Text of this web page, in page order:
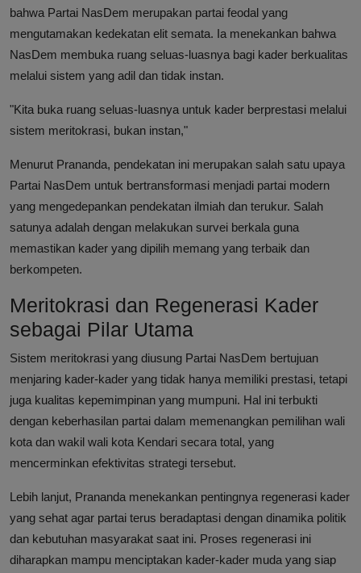
bahwa Partai NasDem merupakan partai feodal yang
mengutamakan kedekatan elit semata. Ia menekankan bahwa
NasDem membuka ruang seluas-luasnya bagi kader berkualitas
melalui sistem yang adil dan tidak instan.
"Kita buka ruang seluas-luasnya untuk kader berprestasi melalui
sistem meritokrasi, bukan instan,"
Menurut Prananda, pendekatan ini merupakan salah satu upaya
Partai NasDem untuk bertransformasi menjadi partai modern
yang mengedepankan pendekatan ilmiah dan terukur. Salah
satunya adalah dengan melakukan survei berkala guna
memastikan kader yang dipilih memang yang terbaik dan
berkompeten.
Meritokrasi dan Regenerasi Kader
sebagai Pilar Utama
Sistem meritokrasi yang diusung Partai NasDem bertujuan
menjaring kader-kader yang tidak hanya memiliki prestasi, tetapi
juga kualitas kepemimpinan yang mumpuni. Hal ini terbukti
dengan keberhasilan partai dalam memenangkan pemilihan wali
kota dan wakil wali kota Kendari secara total, yang
mencerminkan efektivitas strategi tersebut.
Lebih lanjut, Prananda menekankan pentingnya regenerasi kader
yang sehat agar partai terus beradaptasi dengan dinamika politik
dan kebutuhan masyarakat saat ini. Proses regenerasi ini
diharapkan mampu menciptakan kader-kader muda yang siap